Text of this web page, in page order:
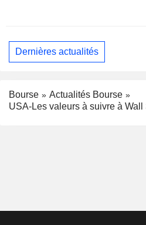
Dernières actualités
Bourse
Actualités Bourse
USA-Les valeurs à suivre à